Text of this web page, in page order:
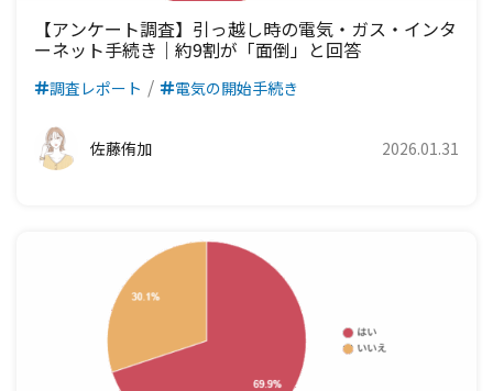
【アンケート調査】引っ越し時の電気・ガス・インタ
ーネット手続き｜約9割が「面倒」と回答
調査レポート 電気の開始手続き
佐藤侑加 2026.01.31